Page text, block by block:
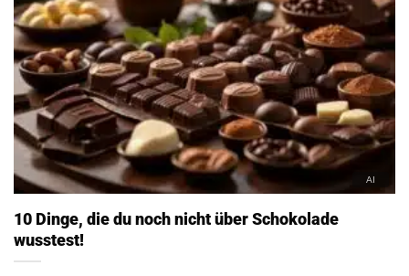
10 Dinge, die du noch nicht über Schokolade
wusstest!